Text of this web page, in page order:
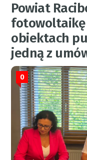
Powiat
fotowoltaikę
obiektach
jedną z
0